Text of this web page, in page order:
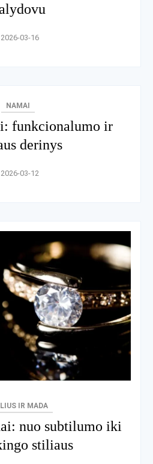
2026-03-16
NAMAI
funkcionalumo ir
derinys
2026-03-12
IR MADA
nuo subtilumo iki
stiliaus